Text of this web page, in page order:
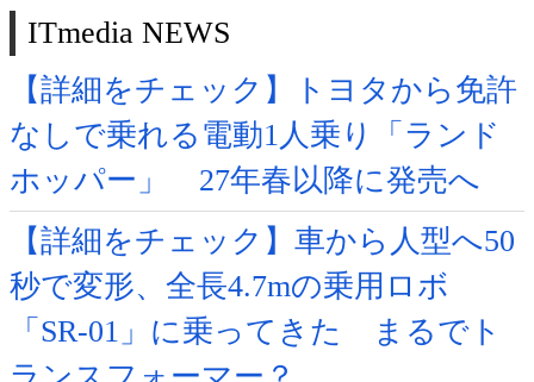
ITmedia NEWS
【詳細をチェック】トヨタから免許
なしで乗れる電動1人乗り「ランド
ホッパー」 27年春以降に発売へ
【詳細をチェック】車から人型へ50
秒で変形、全長4.7mの乗用ロボ
「SR-01」に乗ってきた まるでト